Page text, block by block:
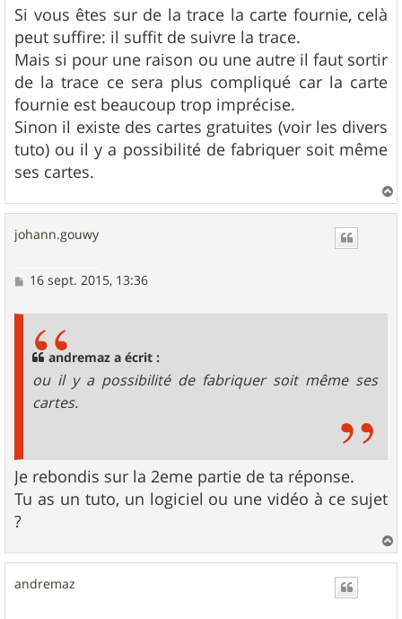
g
e
Si vous êtes sur de la trace la carte fournie, celà
peut suffire: il suffit de suivre la trace.
Mais si pour une raison ou une autre il faut sortir
de la trace ce sera plus compliqué car la carte
fournie est beaucoup trop imprécise.
Sinon il existe des cartes gratuites (voir les divers
tuto) ou il y a possibilité de fabriquer soit même
ses cartes.
a
johann.gouwy
M16 sept. 2015, 13:36
andremaz a écrit :
ou il y a possibilité de fabriquer soit même ses
cartes.
Je rebondis sur la 2eme partie de ta réponse.
Tu as un tuto, un logiciel ou une vidéo à ce sujet
?
a
andremaz